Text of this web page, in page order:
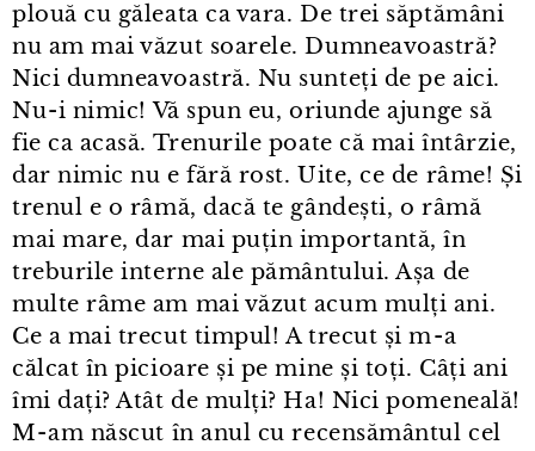
plouă cu găleata ca vara. De trei săptămâni
nu am mai văzut soarele. Dumneavoastră?
Nici dumneavoastră. Nu sunteți de pe aici.
Nu⁠-⁠i nimic! Vă spun eu, oriunde ajunge să
fie ca acasă. Trenurile poate că mai întârzie,
dar nimic nu e fără rost. Uite, ce de râme! Și
trenul e o râmă, dacă te gândești, o râmă
mai mare, dar mai puțin importantă, în
treburile interne ale pământului. Așa de
multe râme am mai văzut acum mulți ani.
Ce a mai trecut timpul! A trecut și m⁠-⁠a
călcat în picioare și pe mine și toți. Câți ani
îmi dați? Atât de mulți? Ha! Nici pomeneală!
M⁠-⁠am născut în anul cu recensământul cel